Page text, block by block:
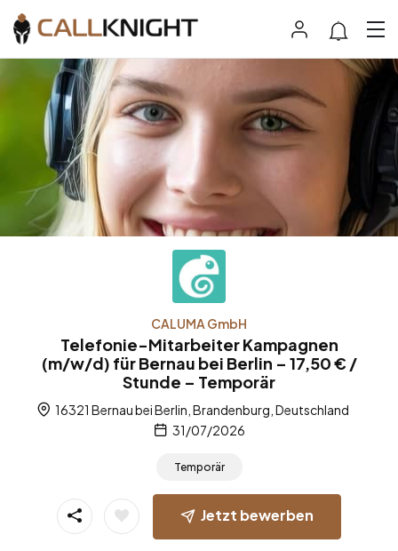
CALUMA GmbH
Telefonie-Mitarbeiter Kampagnen
(m/w/d) für Bernau bei Berlin – 17,50 € /
Stunde – Temporär
16321 Bernau bei Berlin, Brandenburg, Deutschland
31/07/2026
Temporär
Jetzt bewerben